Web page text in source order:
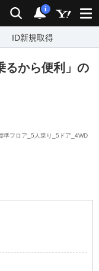
検索 通知
i
ID新規取得
るから便利」の
準フロア_5人乗り_5ドア_4WD